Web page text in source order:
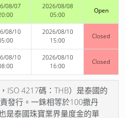
08/07
2026/08/08
05:00
Open
08/10
2026/08/10
15:00
Closed
08/10
2026/08/10
16:00
Closed
ISO 4217碼：THB）是泰國的
發行。一銖相等於100撒丹
是泰國珠寶業界量度金的單